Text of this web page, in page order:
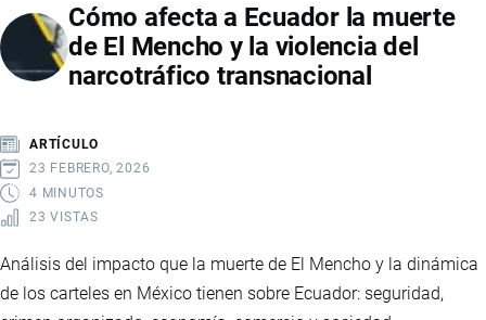
COMERCIALES
CON
MEDIO
Y
ASIA:
IMPACTO
Cómo afecta a Ecuador la muerte
de El Mencho y la violencia del
narcotráfico transnacional
ARTÍCULO
23 FEBRERO, 2026
4 MINUTOS
23 VISTAS
Análisis del impacto que la muerte de El Mencho y la dinámica
de los carteles en México tienen sobre Ecuador: seguridad,